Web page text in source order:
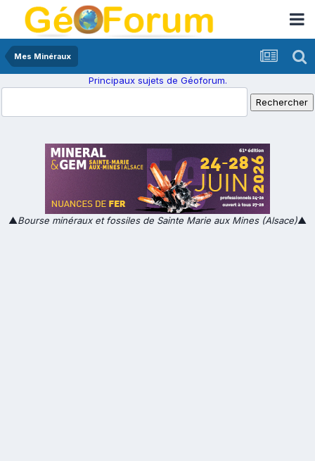
Mes Minéraux
Principaux sujets de Géoforum.
▲Bourse minéraux et fossiles de Sainte Marie aux Mines (Alsace)▲